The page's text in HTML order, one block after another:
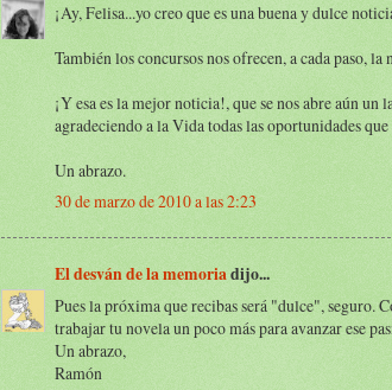
¡Ay, Felisa...yo creo que es una buena y dulce
También los concursos nos ofrecen, a cada paso,
¡Y esa es la mejor noticia!, que se nos abre aún
agradeciendo a la Vida todas las oportunidades
Un abrazo.
30 de marzo de 2010 a las 2:23
El desván de la memoriadijo...
Pues la próxima que recibas será "dulce", seguro.
trabajar tu novela un poco más para avanzar ese
Un abrazo,
Ramón